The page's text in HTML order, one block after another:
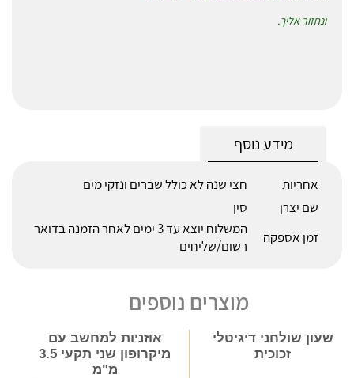
ונחזור אליך.
מידע נוסף
אחריות
חצי שנה לא כולל שברים ונזקי מים
שם יצרן
סין
זמן אספקה
המשלוח יוצא עד 3 ימים לאחר הזמנה בדואר
רשום/שליחים
מוצרים נוספים
שעון שולחני דיגיטלי
זכוכית
אוזניות למחשב עם
מיקרופון שני תקעי 3.5
מ"מ